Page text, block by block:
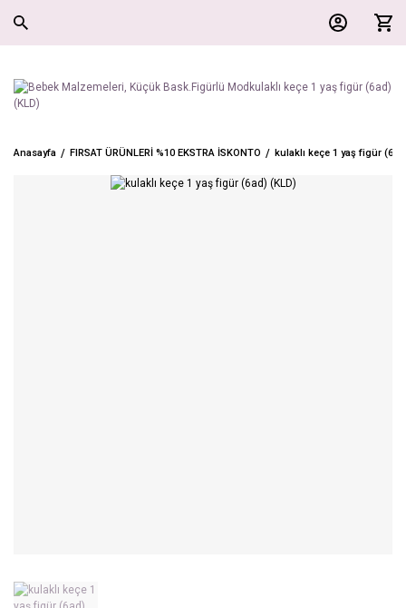
Anasayfa FIRSAT ÜRÜNLERİ %10 EKSTRA İSKONTO kulaklı keçe 1 yaş figür